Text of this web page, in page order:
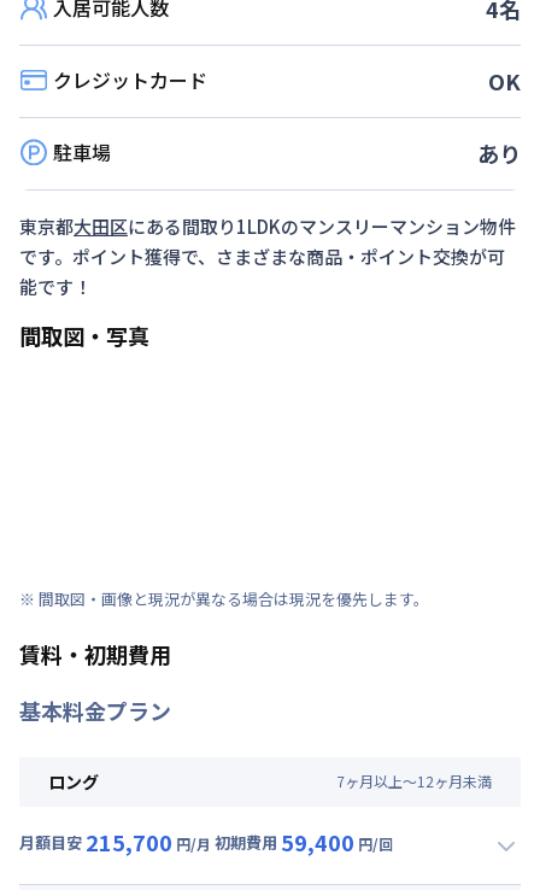
入居可能人数 4名
クレジットカード OK
駐車場 あり
東京都大田区にある間取り1LDKのマンスリーマンション物件
です。ポイント獲得で、さまざまな商品・ポイント交換が可
能です！
間取図・写真
※ 間取図・画像と現況が異なる場合は現況を優先します。
賃料・初期費用
基本料金プラン
ロング 7ヶ月以上～12ヶ月未満
月額目安 215,700 円/月 初期費用 59,400 円/回